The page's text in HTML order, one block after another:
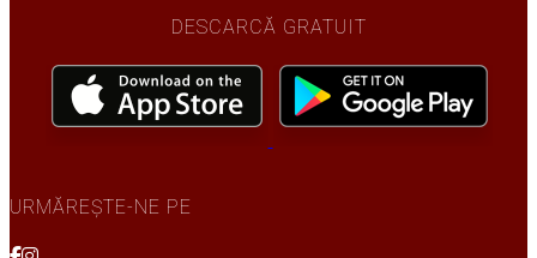
DESCARCĂ GRATUIT
URMĂREȘTE-NE PE